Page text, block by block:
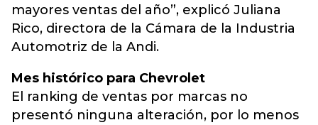
mayores ventas del año”, explicó Juliana
Rico, directora de la Cámara de la Industria
Automotriz de la Andi.
Mes histórico para Chevrolet
El ranking de ventas por marcas no
presentó ninguna alteración, por lo menos